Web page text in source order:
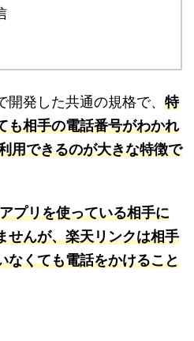
発した共通の規格で、 特
も相手の電話番号がわかれ
用できるのが大きな特徴で
プリを使っている相手に
せんが、楽天リンクは相手
なくても電話をかけること